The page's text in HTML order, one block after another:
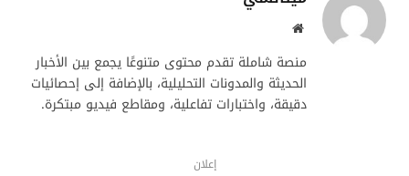
موقع
منصة شاملة تقدم محتوى متنوعًا يجمع بين الأخبار
الحديثة والمدونات التحليلية، بالإضافة إلى إحصائيات
دقيقة، واختبارات تفاعلية، ومقاطع فيديو مبتكرة.
إعلان